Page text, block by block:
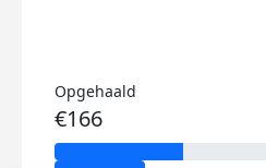
Opgehaald
€166